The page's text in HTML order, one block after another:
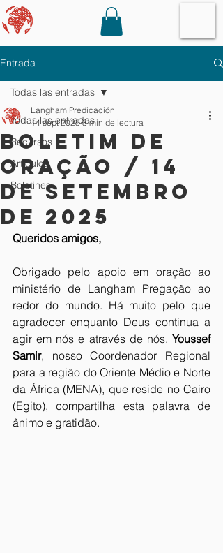
Entrada
Todas las entradas
Recursos
Artículos
Boletines
Todas las entradas
Boletim de
Oração / 14
de setembro
de 2025
Langham Predicación
14 sept 2025 3 min de lectura
Queridos amigos,
Obrigado pelo apoio em oração ao
ministério de Langham Pregação ao
redor do mundo. Há muito pelo que
agradecer enquanto Deus continua a
agir em nós e através de nós. Youssef
Samir, nosso Coordenador Regional
para a região do Oriente Médio e Norte
da África (MENA), que reside no Cairo
(Egito), compartilha esta palavra de
ânimo e gratidão.